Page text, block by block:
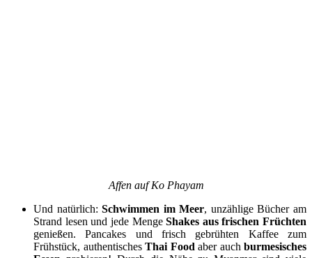
Affen auf Ko Phayam
Und natürlich:Schwimmen im Meer, unzählige Bücher am
Strand lesen und jede MengeShakes aus frischen Früchten
genießen. Pancakes und frisch gebrühten Kaffee zum
Frühstück, authentisches Thai Food aber auch burmesisches